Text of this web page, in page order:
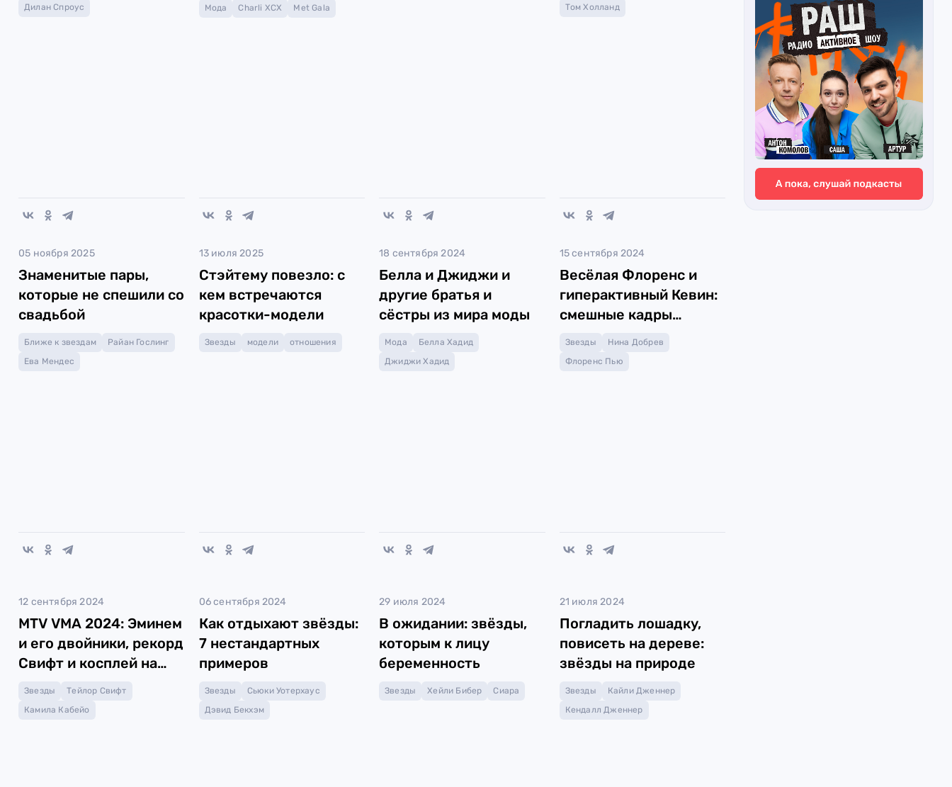
Дилан Спроус
Мода Charli XCX Met Gala
Том Холланд
05 ноября 2025
Знаменитые пары,
которые не спешили со
свадьбой
Ближе к звездам
Райан Гослинг
Ева Мендес
13 июля 2025
Стэйтему повезло: с
кем встречаются
красотки-модели
Звезды модели отношения
18 сентября 2024
Белла и Джиджи и
другие братья и
сёстры из мира моды
Мода
Белла Хадид
Джиджи Хадид
15 сентября 2024
Весёлая Флоренс и
гиперактивный Кевин:
смешные кадры
знаменитостей
Звезды
Нина Добрев
Флоренс Пью
12 сентября 2024
MTV VMA 2024: Эминем
и его двойники, рекорд
Свифт и косплей на
Спирс
Звезды
Тейлор Свифт
Камила Кабейо
06 сентября 2024
Как отдыхают звёзды:
7 нестандартных
примеров
Звезды
Сьюки Уотерхаус
Дэвид Бекхэм
29 июля 2024
В ожидании: звёзды,
которым к лицу
беременность
Звезды Хейли Бибер Сиара
21 июля 2024
Погладить лошадку,
повисеть на дереве:
звёзды на природе
Звезды
Кайли Дженнер
Кендалл Дженнер